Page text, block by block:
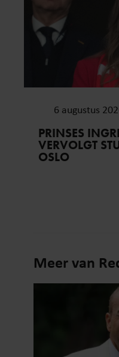
6 augustus
PRINSES
VERVOLGT
OSLO
Meer van